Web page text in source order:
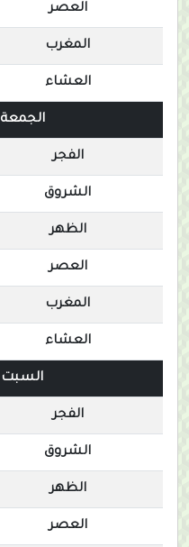
العصر
المغرب
العشاء
الجمعة 14-08-2026
الفجر
الشروق
الظهر
العصر
المغرب
العشاء
السبت 15-08-2026
الفجر
الشروق
الظهر
العصر